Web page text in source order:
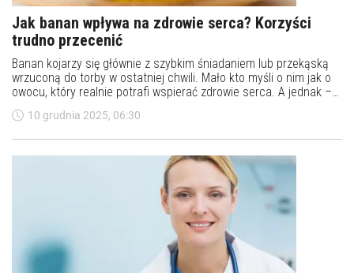
Jak banan wpływa na zdrowie serca? Korzyści
trudno przecenić
Banan kojarzy się głównie z szybkim śniadaniem lub przekąską
wrzuconą do torby w ostatniej chwili. Mało kto myśli o nim jak o
owocu, który realnie potrafi wspierać zdrowie serca. A jednak –
za jego słodyczą kryje się zestaw składników, które działają jak
naturalna tarcza ochronna dla układu krążenia.
10 grudnia 2025, 06:30